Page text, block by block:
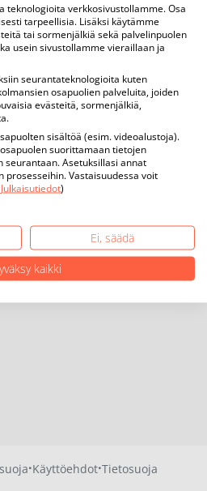
·Käyttöehdot·Tietosuoja
teknologioita verkkosivustollamme. Osa
tarpeellisia. Lisäksi käytämme
tai sormenjälkiä sekä palvelinpuolen
usein sivustollamme vieraillaan ja
seurantateknologioita kuten
osapuolien palveluita, joiden
evästeitä, sormenjälkiä,
sisältöä (esim. videoalustoja).
suorittamaan tietojen
seurantaan. Asetuksillasi annat
Vastaisuudessa voit
)
Ei, säädä
kaikki